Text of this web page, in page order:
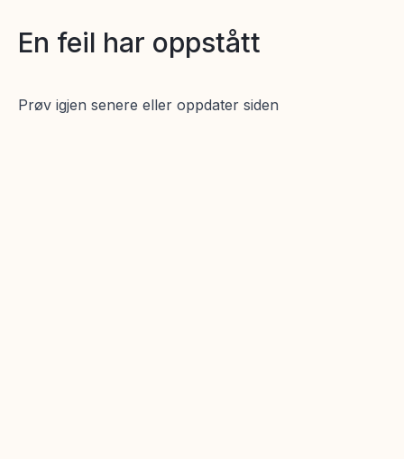
En feil har oppstått
Prøv igjen senere eller oppdater siden